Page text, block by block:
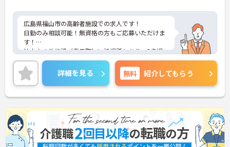
広島県福山市の高齢者施設での求人です！
日勤のみ相談可能！無資格の方もご応募いただけま
す！
法人内の他施設（春日町）に託児所もあり、3歳児
未満のお子様がいらっしゃる方はご利用いただける
環境です！
ご興味をお持ちの方は是非お問い合わせください！
詳細を見る 無料 紹介してもらう